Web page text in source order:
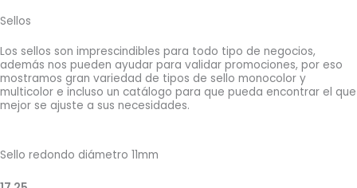
Sellos
Los sellos son imprescindibles para todo tipo de negocios,
además nos pueden ayudar para validar promociones, por eso
mostramos gran variedad de tipos de sello monocolor y
multicolor e incluso un catálogo para que pueda encontrar el que
mejor se ajuste a sus necesidades.
Sello redondo diámetro 11mm